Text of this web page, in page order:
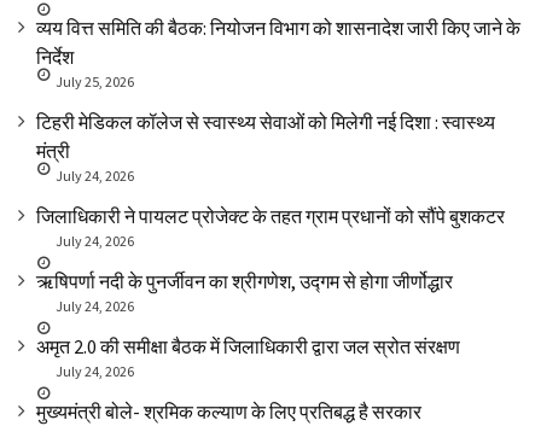
व्यय वित्त समिति की बैठक: नियोजन विभाग को शासनादेश जारी किए जाने के
निर्देश
July 25, 2026
टिहरी मेडिकल कॉलेज से स्वास्थ्य सेवाओं को मिलेगी नई दिशा : स्वास्थ्य
मंत्री
July 24, 2026
जिलाधिकारी ने पायलट प्रोजेक्ट के तहत ग्राम प्रधानों को सौंपे बुशकटर
July 24, 2026
ऋषिपर्णा नदी के पुनर्जीवन का श्रीगणेश, उद्गम से होगा जीर्णोद्धार
July 24, 2026
अमृत 2.0 की समीक्षा बैठक में जिलाधिकारी द्वारा जल स्रोत संरक्षण
July 24, 2026
मुख्यमंत्री बोले- श्रमिक कल्याण के लिए प्रतिबद्ध है सरकार